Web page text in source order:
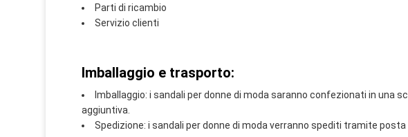
Parti di ricambio
Servizio clienti
Imballaggio e trasporto:
Imballaggio: i sandali per donne di moda saranno confezionati in una
aggiuntiva.
Spedizione: i sandali per donne di moda verranno spediti tramite